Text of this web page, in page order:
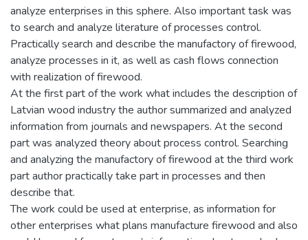
analyze enterprises in this sphere. Also important task was
to search and analyze literature of processes control.
Practically search and describe the manufactory of firewood,
analyze processes in it, as well as cash flows connection
with realization of firewood.
At the first part of the work what includes the description of
Latvian wood industry the author summarized and analyzed
information from journals and newspapers. At the second
part was analyzed theory about process control. Searching
and analyzing the manufactory of firewood at the third work
part author practically take part in processes and then
describe that.
The work could be used at enterprise, as information for
other enterprises what plans manufacture firewood and also